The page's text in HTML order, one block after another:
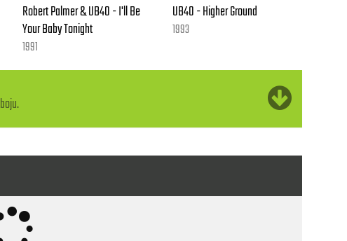
Robert Palmer & UB40 - I'll Be
Your Baby Tonight
1991
UB40 - Higher Ground
1993